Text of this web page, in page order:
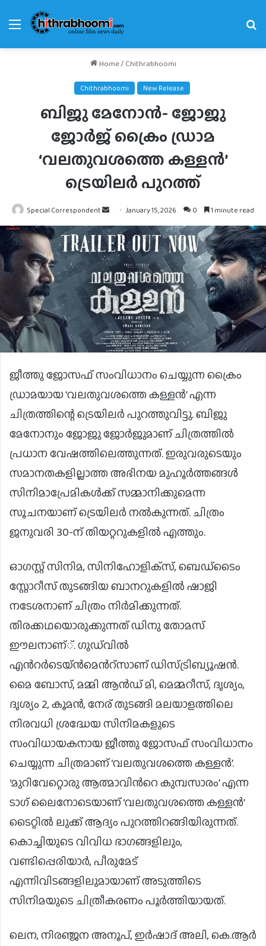
Menu
Home/ Chithrabhoomi
Chithrabhoomi New Release
ബിജു മേനോൻ- ജോജു
ജോർജ് ക്രൈം ഡ്രാമ
‘വലതുവശത്തെ കള്ളൻ’
ട്രെയിലർ പുറത്ത്
Special Correspondent
Send
an
email
January 15, 2026 0 1 minute read
ജീത്തു ജോസഫ് സംവിധാനം ചെയ്യുന്ന ക്രൈം
ഡ്രാമയായ ‘വലതുവശത്തെ കള്ളൻ’ എന്ന
ചിത്രത്തിന്റെ ട്രെയിലർ പുറത്തുവിട്ടു. ബിജു
മേനോനും ജോജു ജോർജുമാണ് ചിത്രത്തിൽ
പ്രധാന വേഷത്തിലെത്തുന്നത്. ഇരുവരുടെയും
സമാനതകളില്ലാത്ത അഭിനയ മുഹൂർത്തങ്ങൾ
സിനിമാപ്രേമികൾക്ക് സമ്മാനിക്കുമെന്ന
സൂചനയാണ് ട്രെയിലർ നൽകുന്നത്. ചിത്രം
ജനുവരി 30-ന് തിയറ്ററുകളിൽ എത്തും.
ഓഗസ്റ്റ് സിനിമ, സിനിഹോളിക്‌സ്, ബെഡ്‌ടൈം
സ്റ്റോറീസ് തുടങ്ങിയ ബാനറുകളിൽ ഷാജി
നടേശനാണ് ചിത്രം നിർമിക്കുന്നത്.
തിരക്കഥയൊരുക്കുന്നത് ഡിനു തോമസ്
ഈലനാണ്്. ഗുഡ്‌വിൽ
എൻറർടെയ്ൻമെൻറ്‌സാണ് ഡിസ്ട്രിബ്യൂഷൻ.
മൈ ബോസ്, മമ്മി ആൻഡ് മി, മെമ്മറീസ്, ദൃശ്യം,
ദൃശ്യം 2, കൂമൻ, നേര് തുടങ്ങി മലയാളത്തിലെ
നിരവധി ശ്രദ്ധേയ സിനിമകളുടെ
സംവിധായകനായ ജീത്തു ജോസഫ് സംവിധാനം
ചെയ്യുന്ന ചിത്രമാണ് ‘വലതുവശത്തെ കള്ളൻ’.
‘മുറിവേറ്റൊരു ആത്മാവിൻറെ കുമ്പസാരം’ എന്ന
ടാഗ് ലൈനോടെയാണ് ‘വലതുവശത്തെ കള്ളൻ’
ടൈറ്റിൽ ലുക്ക് ആദ്യം പുറത്തിറങ്ങിയിരുന്നത്.
കൊച്ചിയുടെ വിവിധ ഭാഗങ്ങളിലും,
വണ്ടിപ്പെരിയാർ, പീരുമേട്
എന്നിവിടങ്ങളിലുമായാണ് അടുത്തിടെ
സിനിമയുടെ ചിത്രീകരണം പൂർത്തിയായത്.
ലെന, നിരഞ്ജന അനൂപ്, ഇർഷാദ് അലി, കെ.ആർ